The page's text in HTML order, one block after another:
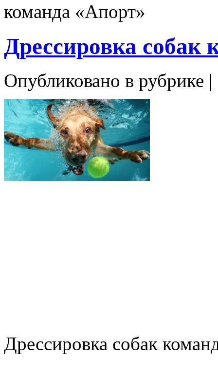
команда «Апорт»
Дрессировка собак
Опубликовано в рубрике |
Дрессировка собак